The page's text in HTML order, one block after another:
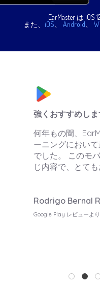
EarMaster は iOS
また、 iOS Android
課金しました
ある程度無料体
間にか課金して
した。課金はし
してしまう！
Kei Kei
Google Play レビューより
1 2 3